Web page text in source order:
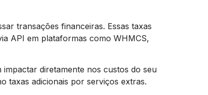
transações financeiras. Essas taxas
API em plataformas como WHMCS,
diretamente nos custos do seu
taxas adicionais por serviços extras.